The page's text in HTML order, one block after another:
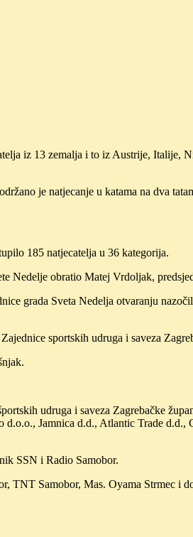
iz 13 zemalja i to iz Austrije, Italije,
je natjecanje u katama na dva
185 natjecatelja u 36 kategorija.
Nedelje obratio Matej Vrdoljak,
grada Sveta Nedelja otvaranju
sportskih udruga i saveza
udruga i saveza Zagrebačke
Jamnica d.d., Atlantic Trade
SSN i Radio Samobor.
TNT Samobor, Mas. Oyama Strmec i